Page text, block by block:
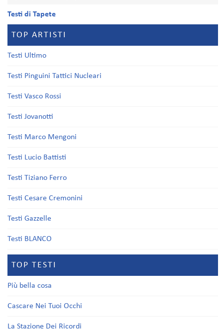
Testi di Tapete
TOP ARTISTI
Testi Ultimo
Testi Pinguini Tattici Nucleari
Testi Vasco Rossi
Testi Jovanotti
Testi Marco Mengoni
Testi Lucio Battisti
Testi Tiziano Ferro
Testi Cesare Cremonini
Testi Gazzelle
Testi BLANCO
TOP TESTI
Più bella cosa
Cascare Nei Tuoi Occhi
La Stazione Dei Ricordi